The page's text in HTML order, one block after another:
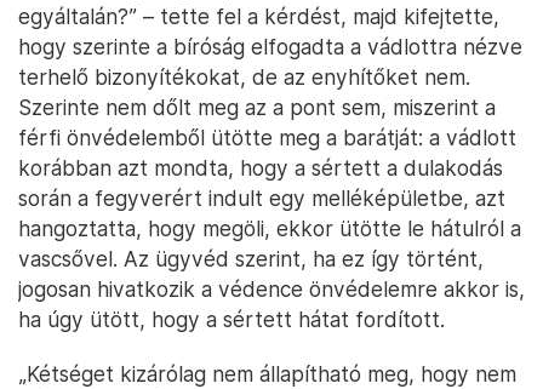
egyáltalán?” – tette fel a kérdést, majd kifejtette,
hogy szerinte a bíróság elfogadta a vádlottra nézve
terhelő bizonyítékokat, de az enyhítőket nem.
Szerinte nem dőlt meg az a pont sem, miszerint a
férfi önvédelemből ütötte meg a barátját: a vádlott
korábban azt mondta, hogy a sértett a dulakodás
során a fegyverért indult egy melléképületbe, azt
hangoztatta, hogy megöli, ekkor ütötte le hátulról a
vascsővel. Az ügyvéd szerint, ha ez így történt,
jogosan hivatkozik a védence önvédelemre akkor is,
ha úgy ütött, hogy a sértett hátat fordított.
„Kétséget kizárólag nem állapítható meg, hogy nem